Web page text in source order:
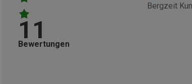
11
Bewertungen
Bergzeit